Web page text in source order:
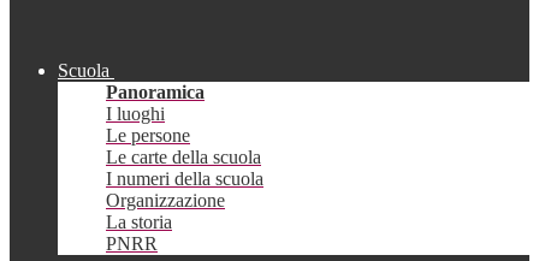
Scuola
Panoramica
I luoghi
Le persone
Le carte della scuola
I numeri della scuola
Organizzazione
La storia
PNRR